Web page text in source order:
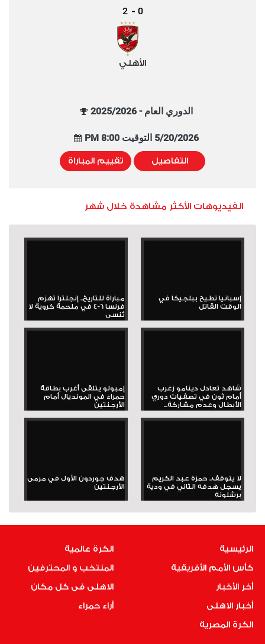
0
-
2
الأهلي
الدوري العام - 2025/2026
5/20/2026 التوقيت 8:00 PM
التفاصيل تقييم المباراة
الفيديوهات الأكثر مشاهدة خلال شهر
إسبانيا تطيح ببلجيكا في
الوقت القاتل
مباراة للتاريخ.. إنجلترا تهزم
فرنسا 6-4 في ملحمة كروية لا
تُنسى
شاهد تعادل دينامو زغرب
أمام ثون في تصفيات دوري
الأبطال وعدم مشاركة...
إمبولو يتلقى أغرب بطاقة
حمراء في المونديال أمام
الأرجنتين
لا يتوقف.. حمزة عبد الكريم
يسجل هدفه الثاني في ودية
برشلونة
هدف جوردون الأول في مرمى
الأرجنتين
الرئيسية
كأس الأمم الأفريقية
أخر الأخبار
أخبار الاهلى
الكرة المصرية
الكرة عالمية
المنتخب و المحترفين
الاهلى فى كل مكان
أراء حمراء